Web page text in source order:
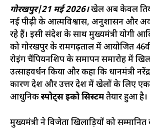
गोरखपुर|21 मई 2026।खेल अब केवल
नई पीढ़ी के आत्मविश्वास, अनुशासन और
रहे हैं। इसी संदेश के साथ मुख्यमंत्री योगी
को गोरखपुर के रामगढ़ताल में आयोजित
रोइंग चैंपियनशिप के समापन समारोह में
उत्साहवर्धन किया और कहा कि प्रधानमंत्री
कारण देश और उत्तर प्रदेश में खेलों के लिए
आधुनिकस्पोर्ट्स इको सिस्टमतैयार हुआ है।
मुख्यमंत्री ने विजेता खिलाड़ियों को